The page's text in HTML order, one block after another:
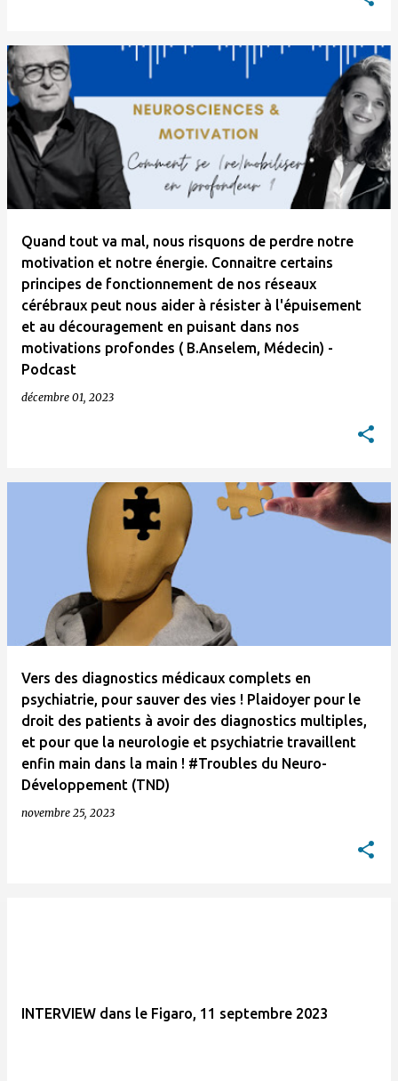
Quand tout va mal, nous risquons de perdre notre
motivation et notre énergie. Connaitre certains
principes de fonctionnement de nos réseaux
cérébraux peut nous aider à résister à l'épuisement
et au découragement en puisant dans nos
motivations profondes ( B.Anselem, Médecin) -
Podcast
décembre 01, 2023
Vers des diagnostics médicaux complets en
psychiatrie, pour sauver des vies ! Plaidoyer pour le
droit des patients à avoir des diagnostics multiples,
et pour que la neurologie et psychiatrie travaillent
enfin main dans la main ! #Troubles du Neuro-
Développement (TND)
novembre 25, 2023
INTERVIEW dans le Figaro, 11 septembre 2023